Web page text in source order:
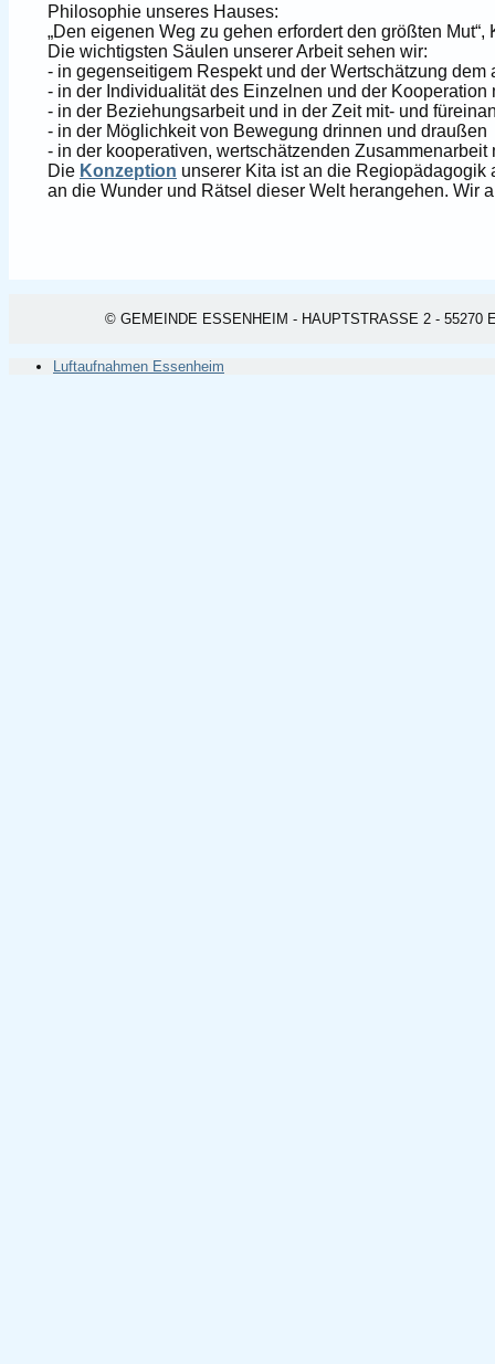
Philosophie unseres Hauses:
„Den eigenen Weg zu gehen erfordert den größten Mut“,
Die wichtigsten Säulen unserer Arbeit sehen wir:
- in gegenseitigem Respekt und der Wertschätzung dem
- in der Individualität des Einzelnen und der Kooperation
- in der Beziehungsarbeit und in der Zeit mit- und
- in der Möglichkeit von Bewegung drinnen und draußen
- in der kooperativen, wertschätzenden Zusammenarbeit
Die Konzeption unserer Kita ist an die
an die Wunder und Rätsel dieser Welt herangehen. Wir
© GEMEINDE ESSENHEIM - HAUPTSTRASSE 2 - 55270
Luftaufnahmen Essenheim